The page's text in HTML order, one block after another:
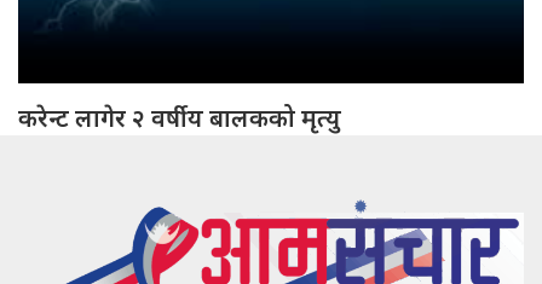
करेन्ट लागेर २ वर्षीय बालकको मृत्यु